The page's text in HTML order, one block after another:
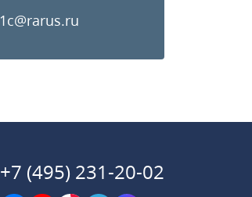
1c@rarus.ru
+7 (495) 231-20-02